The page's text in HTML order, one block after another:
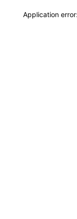
Application